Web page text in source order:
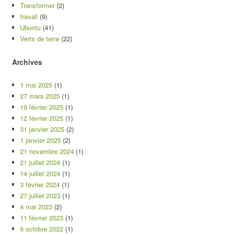
Transformer(2)
travail (9)
Ubuntu (41)
Verts de terre (22)
Archives
1 mai 2025 (1)
27 mars 2025 (1)
19 février 2025 (1)
12 février 2025 (1)
31 janvier 2025 (2)
1 janvier 2025 (2)
21 novembre 2024 (1)
21 juillet 2024 (1)
14 juillet 2024 (1)
3 février 2024 (1)
27 juillet 2023 (1)
4 mai 2023 (2)
11 février 2023 (1)
6 octobre 2022 (1)